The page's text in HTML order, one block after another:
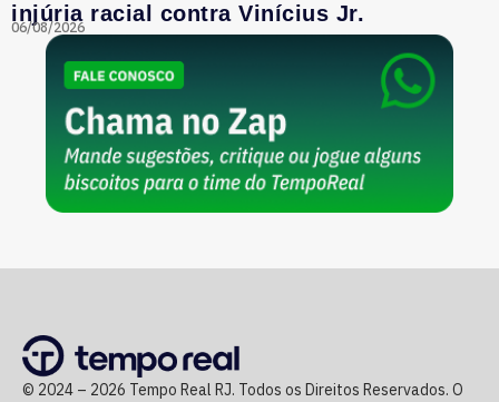
injúria racial contra Vinícius Jr.
06/08/2026
© 2024 – 2026 Tempo Real RJ. Todos os Direitos Reservados. O